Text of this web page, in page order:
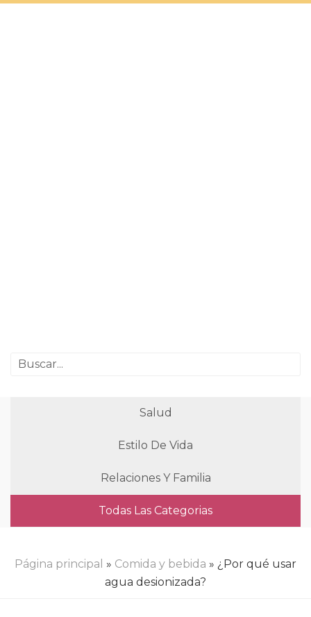
Salud
Estilo De Vida
Relaciones Y Familia
Todas Las Categorias
Página principal » Comida y bebida » ¿Por qué usar
agua desionizada?